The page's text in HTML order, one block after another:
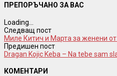
ПРЕПОРЪЧАНО ЗА ВАС
Loading...
Следващ пост
Миле Китич и Марта за женени
Предишен пост
Dragan Kojic Keba – Na tebe
КОМЕНТАРИ